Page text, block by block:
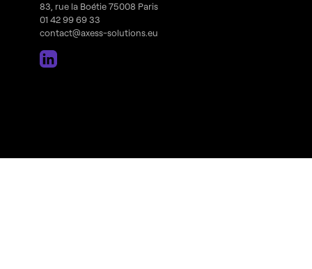
83, rue la Boétie 75008 Paris
01 42 99 69 33
contact@axess-solutions.eu